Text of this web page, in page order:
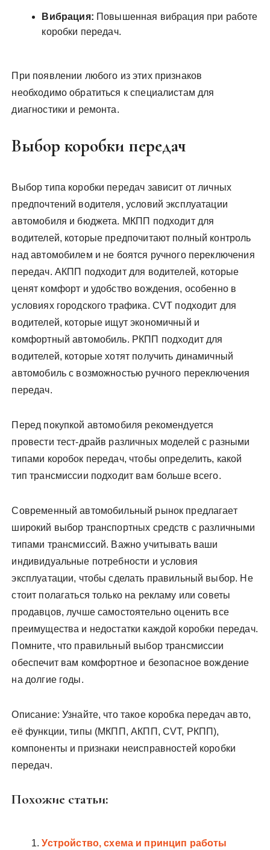
Вибрация: Повышенная вибрация при работе
коробки передач.
При появлении любого из этих признаков
необходимо обратиться к специалистам для
диагностики и ремонта.
Выбор коробки передач
Выбор типа коробки передач зависит от личных
предпочтений водителя, условий эксплуатации
автомобиля и бюджета. МКПП подходит для
водителей, которые предпочитают полный контроль
над автомобилем и не боятся ручного переключения
передач. АКПП подходит для водителей, которые
ценят комфорт и удобство вождения, особенно в
условиях городского трафика. CVT подходит для
водителей, которые ищут экономичный и
комфортный автомобиль. РКПП подходит для
водителей, которые хотят получить динамичный
автомобиль с возможностью ручного переключения
передач.
Перед покупкой автомобиля рекомендуется
провести тест-драйв различных моделей с разными
типами коробок передач, чтобы определить, какой
тип трансмиссии подходит вам больше всего.
Современный автомобильный рынок предлагает
широкий выбор транспортных средств с различными
типами трансмиссий. Важно учитывать ваши
индивидуальные потребности и условия
эксплуатации, чтобы сделать правильный выбор. Не
стоит полагаться только на рекламу или советы
продавцов, лучше самостоятельно оценить все
преимущества и недостатки каждой коробки передач.
Помните, что правильный выбор трансмиссии
обеспечит вам комфортное и безопасное вождение
на долгие годы.
Описание: Узнайте, что такое коробка передач авто,
её функции, типы (МКПП, АКПП, CVT, РКПП),
компоненты и признаки неисправностей коробки
передач.
Похожие статьи:
Устройство, схема и принцип работы